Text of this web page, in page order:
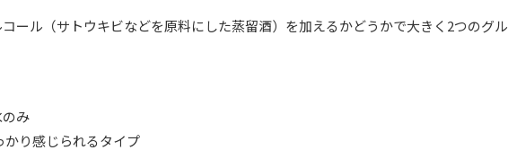
ール（サトウキビなどを原料にした蒸留酒）を加えるかどうかで大きく2つのグル
み
り感じられるタイプ